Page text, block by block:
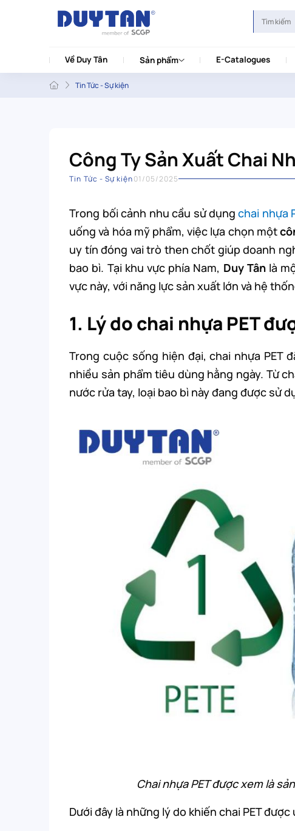
Về Duy Tân Sản phẩm E-Catalogues
Tin Tức - Sự kiện
Công Ty Sản Xuất Chai
Tin Tức - Sự kiện01/05/2025
Trong bối cảnh nhu cầu sử dụngchai nhựa
uống và hóa mỹ phẩm, việc lựa chọn một
uy tín đóng vai trò then chốt giúp doanh
bao bì. Tại khu vực phía Nam, Duy Tân là
vực này, với năng lực sản xuất lớn và hệ
1. Lý do chai nhựa PET
Trong cuộc sống hiện đại, chai nhựa
nhiều sản phẩm tiêu dùng hằng ngày. Từ
nước rửa tay, loại bao bì này đang được sử
Chai nhựa PET được xem là
Dưới đây là những lý do khiến chai PET